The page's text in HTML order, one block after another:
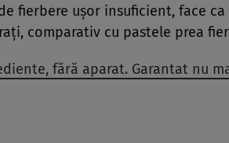
fierbere ușor insuficient, face ca
comparativ cu pastele prea
fără aparat. Garantat nu